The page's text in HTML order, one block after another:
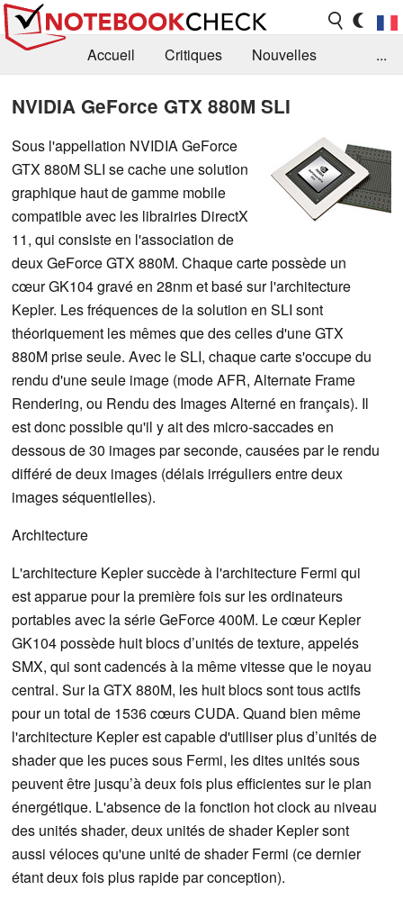
Accueil Critiques
Nouvelles
...
NVIDIA GeForce GTX 880M SLI
Sous l'appellation NVIDIA GeForce
GTX 880M SLI se cache une solution
graphique haut de gamme mobile
compatible avec les librairies DirectX
11, qui consiste en l'association de
deux GeForce GTX 880M. Chaque carte possède un
cœur GK104 gravé en 28nm et basé sur l'architecture
Kepler. Les fréquences de la solution en SLI sont
théoriquement les mêmes que des celles d'une GTX
880M prise seule. Avec le SLI, chaque carte s'occupe du
rendu d'une seule image (mode AFR, Alternate Frame
Rendering, ou Rendu des Images Alterné en français). Il
est donc possible qu'il y ait des micro-saccades en
dessous de 30 images par seconde, causées par le rendu
différé de deux images (délais irréguliers entre deux
images séquentielles).
Architecture
L'architecture Kepler succède à l'architecture Fermi qui
est apparue pour la première fois sur les ordinateurs
portables avec la série GeForce 400M. Le cœur Kepler
GK104 possède huit blocs d’unités de texture, appelés
SMX, qui sont cadencés à la même vitesse que le noyau
central. Sur la GTX 880M, les huit blocs sont tous actifs
pour un total de 1536 cœurs CUDA. Quand bien même
l'architecture Kepler est capable d'utiliser plus d’unités de
shader que les puces sous Fermi, les dites unités sous
peuvent être jusqu’à deux fois plus efficientes sur le plan
énergétique. L'absence de la fonction hot clock au niveau
des unités shader, deux unités de shader Kepler sont
aussi véloces qu'une unité de shader Fermi (ce dernier
étant deux fois plus rapide par conception).